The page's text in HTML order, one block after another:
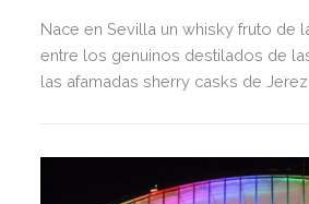
Nace en Sevilla un whisky fruto de
entre los genuinos destilados de
las afamadas sherry casks de Jerez